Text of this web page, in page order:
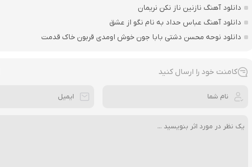
دانلود آهنگ نازنین ناز نکن نریمان
دانلود آهنگ عباس حداد به نام نگو از عشق
دانلود نوحه محسن دشتی بابا جون خوش اومدی قربون خاک قدمت
کامنت خود را ارسال کنید